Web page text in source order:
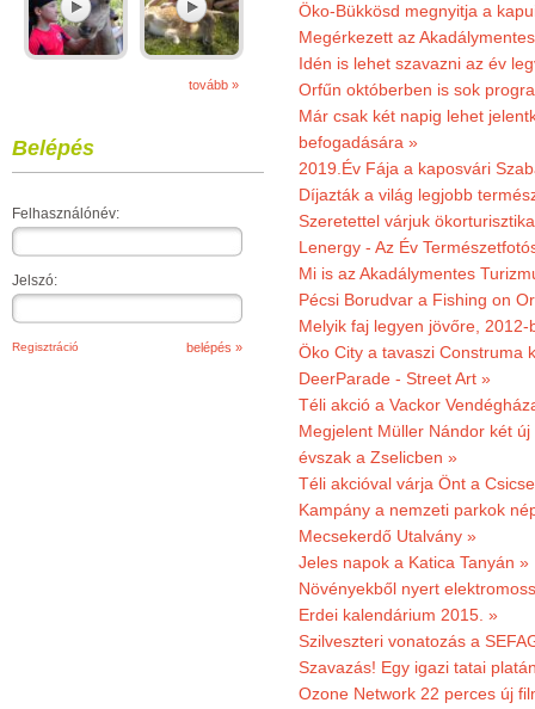
tovább »
Belépés
Felhasználónév:
Jelszó:
Regisztráció
Öko-Bükkösd megnyitja a
Megérkezett az
Idén is lehet szavazni az év
Orfűn októberben is sok
Már csak két napig lehet
befogadására »
2019.Év Fája a kaposvári
Díjazták a világ legjobb
Szeretettel várjuk
Lenergy - Az Év
Mi is az Akadálymentes
Pécsi Borudvar a Fishing on
Melyik faj legyen jövőre,
Öko City a tavaszi Construma
DeerParade - Street Art »
Téli akció a Vackor
Megjelent Müller Nándor két
évszak a Zselicben »
Téli akcióval várja Önt a
Kampány a nemzeti parkok
Mecsekerdő Utalvány »
Jeles napok a Katica Tanyán »
Növényekből nyert
Erdei kalendárium 2015. »
Szilveszteri vonatozás a
Szavazás! Egy igazi tatai
Ozone Network 22 perces új